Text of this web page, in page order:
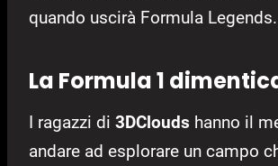
quando uscirà Formula Legends.
La Formula 1
I ragazzi di 3DClouds hanno il
andare ad esplorare un campo